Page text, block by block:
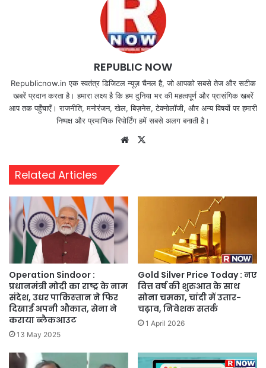
REPUBLIC NOW
Republicnow.in एक स्वतंत्र डिजिटल न्यूज़ चैनल है, जो आपको सबसे तेज और सटीक
खबरें प्रदान करता है। हमारा लक्ष्य है कि हम दुनिया भर की महत्वपूर्ण और प्रासंगिक खबरें
आप तक पहुँचाएँ। राजनीति, मनोरंजन, खेल, बिज़नेस, टेक्नोलॉजी, और अन्य विषयों पर हमारी
निष्पक्ष और प्रमाणिक रिपोर्टिंग हमें सबसे अलग बनाती है।
Website
Related Articles
Operation Sindoor :
प्रधानमंत्री मोदी का राष्ट्र के नाम
संदेश, उधर पाकिस्‍तान ने फिर
दिखाई अपनी औकात, सेना ने
कराया ब्‍लैकआउट
13 May 2025
Gold Silver Price Today : नए
वित्त वर्ष की शुरुआत के साथ
सोना चमका, चांदी में उतार-
चढ़ाव, निवेशक सतर्क
1 April 2026